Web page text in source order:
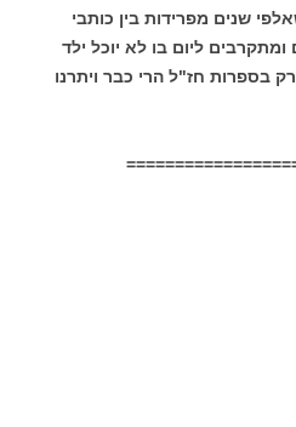
שנים מפרידות בין כותבי
ומתקרבים ליום בו לא יוכל ילד
בספרות חז"ל הרי כבר ויתרנו